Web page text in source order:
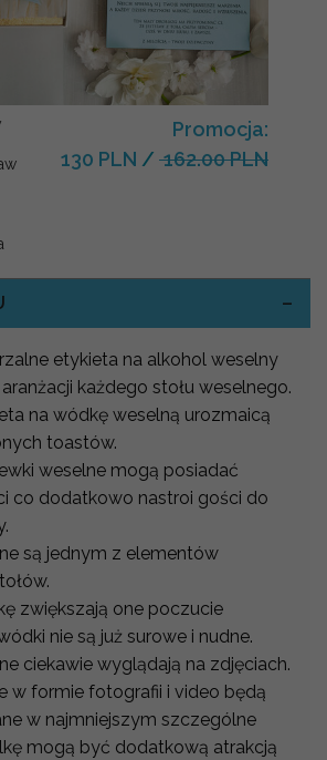
Promocja:
130 PLN / 162.00 PLN
etykieta na alkohol weselny
każdego stołu weselnego.
na wódkę weselną urozmaicą
toastów.
weselne mogą posiadać
co dodatkowo nastroi gości do
są jednym z elementów
zwiększają one poczucie
nie są już surowe i nudne.
ciekawie wyglądają na zdjęciach.
w formie fotografii i video będą
w najmniejszym szczególne
mogą być dodatkową atrakcją